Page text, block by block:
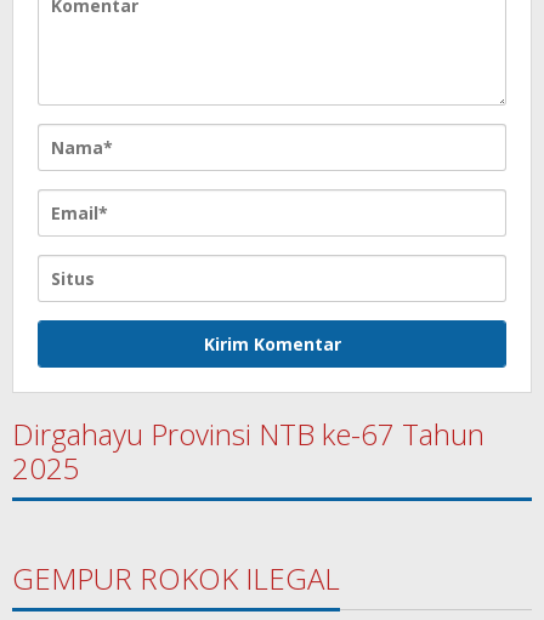
Dirgahayu Provinsi NTB ke-67 Tahun
2025
GEMPUR ROKOK ILEGAL